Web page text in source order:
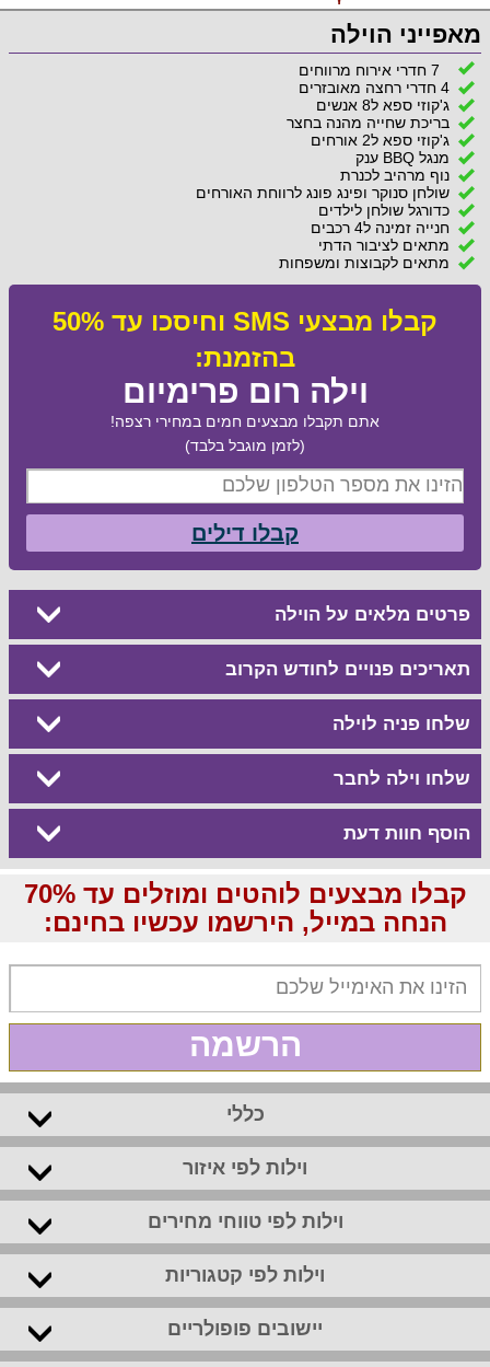
מאפייני הוילה
7 חדרי אירוח מרווחים
4 חדרי רחצה מאובזרים
ג'קוזי ספא ל8 אנשים
בריכת שחייה מהנה בחצר
ג'קוזי ספא ל2 אורחים
מנגל BBQ ענק
נוף מרהיב לכנרת
שולחן סנוקר ופינג פונג לרווחת האורחים
כדורגל שולחן לילדים
חנייה זמינה ל4 רכבים
מתאים לציבור הדתי
מתאים לקבוצות ומשפחות
קבלו מבצעי SMS וחיסכו עד 50%
בהזמנת:
וילה רום פרימיום
אתם תקבלו מבצעים חמים במחירי רצפה!
(לזמן מוגבל בלבד)
קבלו דילים
פרטים מלאים על הוילה
תאריכים פנויים לחודש הקרוב
שלחו פניה לוילה
שלחו וילה לחבר
הוסף חוות דעת
קבלו מבצעים לוהטים ומוזלים עד 70%
הנחה במייל, הירשמו עכשיו בחינם:
הרשמה
כללי
וילות לפי איזור
וילות לפי טווחי מחירים
וילות לפי קטגוריות
יישובים פופולריים